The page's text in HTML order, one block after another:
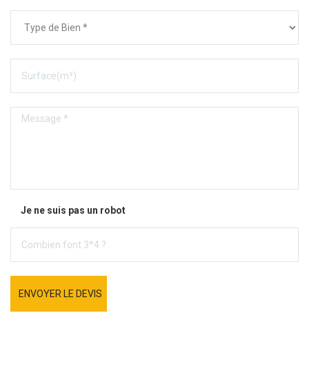
Je ne suis pas un robot
ENVOYER LE DEVIS